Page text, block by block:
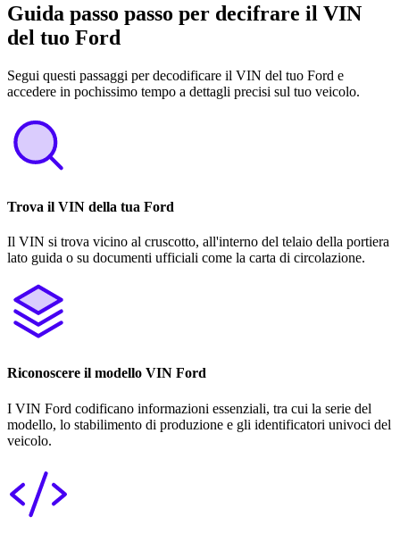
Guida passo passo per decifrare il VIN
del tuo Ford
Segui questi passaggi per decodificare il VIN del tuo Ford e
accedere in pochissimo tempo a dettagli precisi sul tuo veicolo.
Trova il VIN della tua Ford
Il VIN si trova vicino al cruscotto, all'interno del telaio della portiera
lato guida o su documenti ufficiali come la carta di circolazione.
Riconoscere il modello VIN Ford
I VIN Ford codificano informazioni essenziali, tra cui la serie del
modello, lo stabilimento di produzione e gli identificatori univoci del
veicolo.